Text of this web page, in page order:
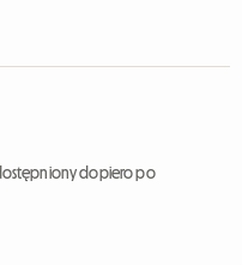
dopiero po